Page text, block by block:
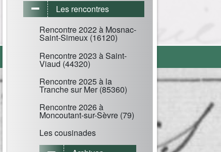
Les rencontres
Rencontre 2022 à Mosnac-
Saint-Simeux (16120)
Rencontre 2023 à Saint-
Viaud (44320)
Rencontre 2025 à la
Tranche sur Mer (85360)
Rencontre 2026 à
Moncoutant-sur-Sèvre (79)
Les cousinades